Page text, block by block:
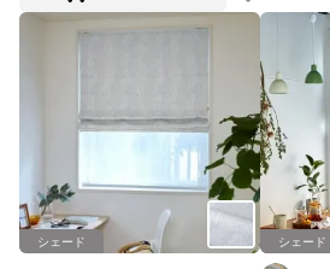
シェード シェード